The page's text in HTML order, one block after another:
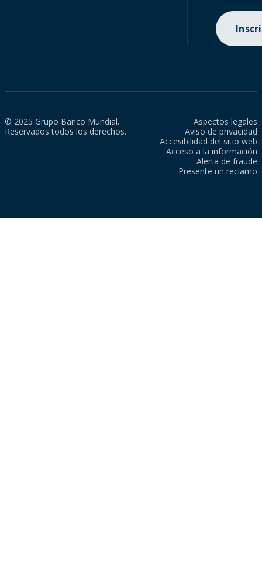
© 2025 Grupo Banco Mundial.
Reservados todos los derechos.
Aspectos legales
Aviso de privacidad
Accesibilidad del sitio web
Acceso a la información
Alerta de fraude
Presente un reclamo